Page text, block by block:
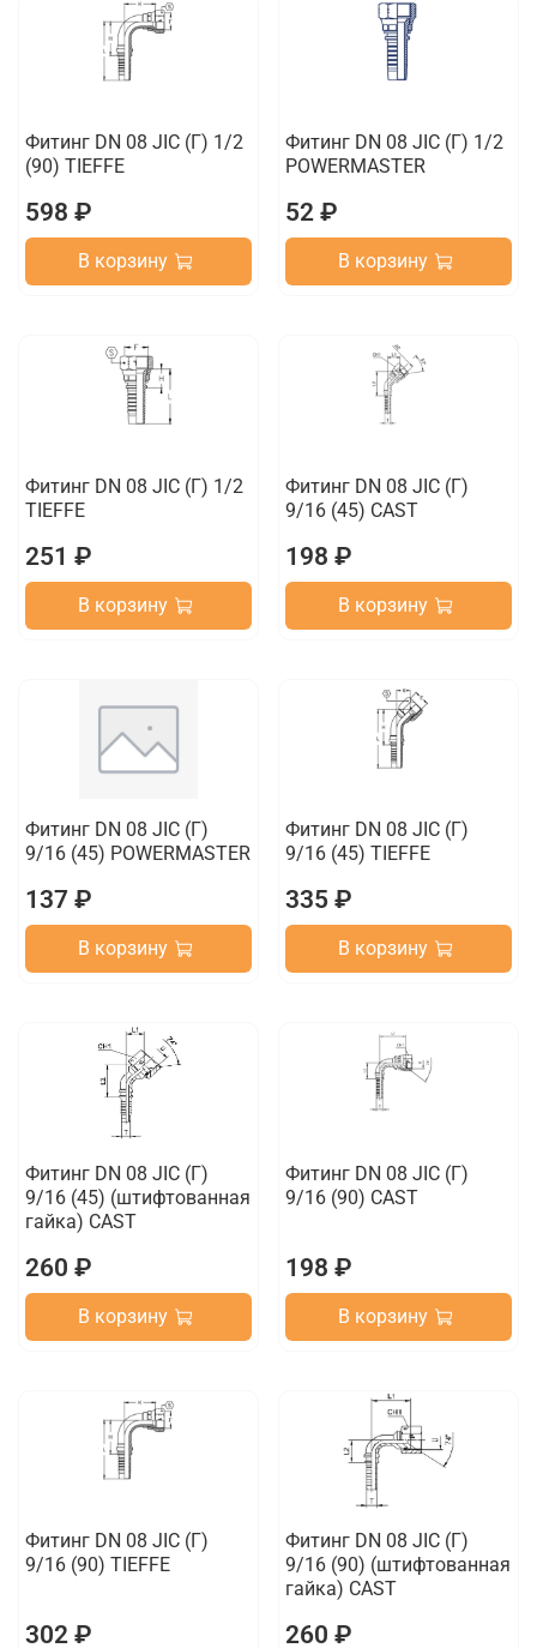
Фитинг DN 08 JIC (Г) 1/2
(90) TIEFFE
598 ₽
В корзину
Фитинг DN 08 JIC (Г) 1/2
POWERMASTER
52 ₽
В корзину
Фитинг DN 08 JIC (Г) 1/2
TIEFFE
251 ₽
В корзину
Фитинг DN 08 JIC (Г)
9/16 (45) CAST
198 ₽
В корзину
Фитинг DN 08 JIC (Г)
9/16 (45) POWERMASTER
137 ₽
В корзину
Фитинг DN 08 JIC (Г)
9/16 (45) TIEFFE
335 ₽
В корзину
Фитинг DN 08 JIC (Г)
9/16 (45) (штифтованная
гайка) CAST
260 ₽
В корзину
Фитинг DN 08 JIC (Г)
9/16 (90) CAST
198 ₽
В корзину
Фитинг DN 08 JIC (Г)
9/16 (90) TIEFFE
302 ₽
Фитинг DN 08 JIC (Г)
9/16 (90) (штифтованная
гайка) CAST
260 ₽